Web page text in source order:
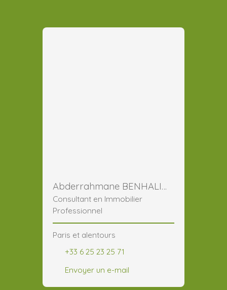
Abderrahmane BENHALIMA
Consultant en Immobilier
Professionnel
Paris et alentours
+33 6 25 23 25 71
Envoyer un e-mail